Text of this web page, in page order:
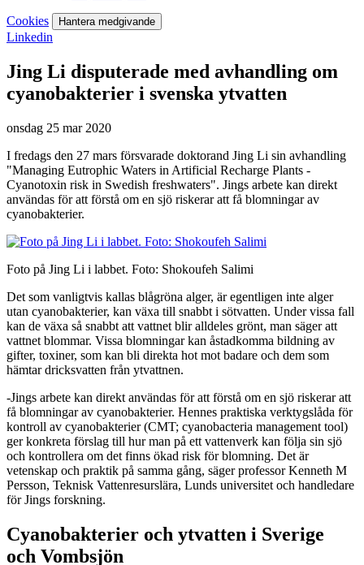
Cookies Hantera medgivande
Linkedin
Jing Li disputerade med avhandling om
cyanobakterier i svenska ytvatten
onsdag 25 mar 2020
I fredags den 27 mars försvarade doktorand Jing Li sin avhandling
"Managing Eutrophic Waters in Artificial Recharge Plants -
Cyanotoxin risk in Swedish freshwaters". Jings arbete kan direkt
användas för att förstå om en sjö riskerar att få blomningar av
cyanobakterier.
Foto på Jing Li i labbet. Foto: Shokoufeh Salimi
Det som vanligtvis kallas blågröna alger, är egentligen inte alger
utan cyanobakterier, kan växa till snabbt i sötvatten. Under vissa fall
kan de växa så snabbt att vattnet blir alldeles grönt, man säger att
vattnet blommar. Vissa blomningar kan åstadkomma bildning av
gifter, toxiner, som kan bli direkta hot mot badare och dem som
hämtar dricksvatten från ytvattnen.
-Jings arbete kan direkt användas för att förstå om en sjö riskerar att
få blomningar av cyanobakterier. Hennes praktiska verktygslåda för
kontroll av cyanobakterier (CMT; cyanobacteria management tool)
ger konkreta förslag till hur man på ett vattenverk kan följa sin sjö
och kontrollera om det finns ökad risk för blomning. Det är
vetenskap och praktik på samma gång, säger professor Kenneth M
Persson, Teknisk Vattenresurslära, Lunds universitet och handledare
för Jings forskning.
Cyanobakterier och ytvatten i Sverige
och Vombsjön